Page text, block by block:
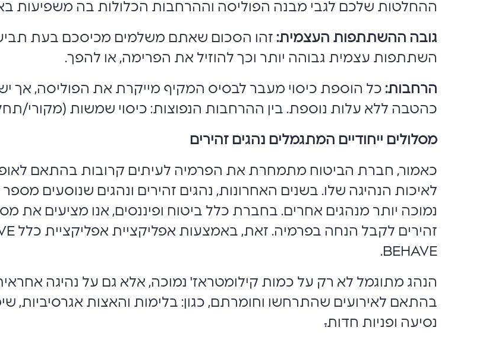
ההחלטות שלכם לגבי מבנה הפוליסה וההרחבות הכלולות בה משפיעות
גובה ההשתתפות העצמית: זהו הסכום שאתם משלמים מכיסכם בעת
השתתפות עצמית גבוהה יותר וכך להוזיל את הפרימה, או להפך.
הרחבות: כל הוספת כיסוי מעבר לבסיס המקיף מייקרת את הפוליסה, אך יש
כהטבה ללא עלות נוספת. בין ההרחבות הנפוצות: כיסוי שמשות (מקורי/
מסלולים ייחודיים המתגמלים נהגים זהירים
כאמור, חברת הביטוח מתמחרת את הפרמיה לעיתים קרובות בהתאם
לאיכות הנהיגה שלו. בשנים האחרונות, נהגים זהירים ונהגים שנוסעים
נמוכה יותר מנהגים אחרים. בחברת כלל ביטוח ופיננסים, אנו מציעים את
BEHAVE.
הנהג מתוגמל לא רק על כמות קילומטראז' נמוכה, אלא גם על נהיגה
בהתאם לאירועים שהתרחשו וחומרתם, כגון: בלימות והאצות אגרסיביות,
נסיעה ופניות חדות.